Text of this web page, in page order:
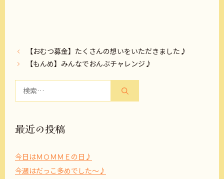
【おむつ募金】たくさんの想いをいただきました♪
【もんめ】みんなでおんぶチャレンジ♪
最近の投稿
今日はＭＯＭＭＥの日♪
今週はだっこ多めでした～♪